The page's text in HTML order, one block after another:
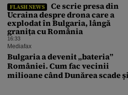
FLASH NEWS
Ce scrie presa din
Ucraina despre drona care a
explodat în Bulgaria, lângă
granița cu România
16:33
Mediafax
Bulgaria a devenit „bateria”
României. Cum fac vecinii
milioane când Dunărea scade și